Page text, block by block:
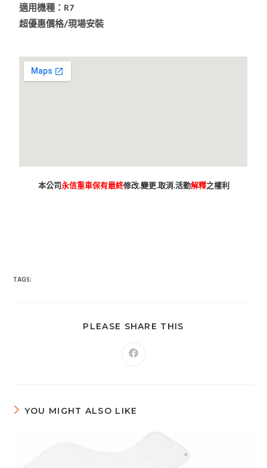
適用機種：R7
超優惠價格/現場安裝
本公司永信重車保有最終修改.變更.取消.活動解釋之權利
TAGS:
PLEASE SHARE THIS
YOU MIGHT ALSO LIKE